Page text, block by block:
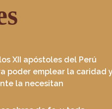
XII apóstoles del Perú
poder emplear la caridad y
la necesitan